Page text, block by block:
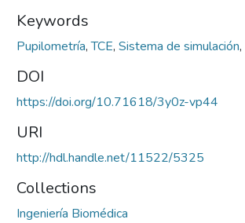
Keywords
Pupilometría,TCE, Sistema de simulación,
DOI
https://doi.org/10.71618/3y0z-vp44
URI
http://hdl.handle.net/11522/5325
Collections
Ingeniería Biomédica